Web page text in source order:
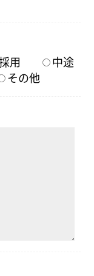
用
中途
その他